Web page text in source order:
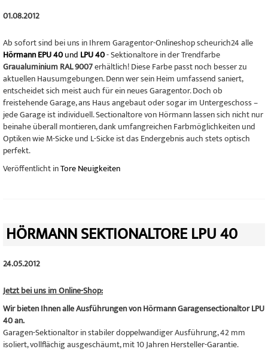
01.08.2012
Ab sofort sind bei uns in Ihrem Garagentor-Onlineshop scheurich24 alle
Hörmann EPU 40und LPU 40- Sektionaltore in der Trendfarbe
Graualuminium RAL 9007erhältlich! Diese Farbe passt noch besser zu
aktuellen Hausumgebungen. Denn wer sein Heim umfassend saniert,
entscheidet sich meist auch für ein neues Garagentor. Doch ob
freistehende Garage, ans Haus angebaut oder sogar im Untergeschoss –
jede Garage ist individuell. Sectionaltore von Hörmann lassen sich nicht nur
beinahe überall montieren, dank umfangreichen Farbmöglichkeiten und
Optiken wie M-Sicke und L-Sicke ist das Endergebnis auch stets optisch
perfekt.
Veröffentlicht inTore Neuigkeiten
HÖRMANN SEKTIONALTORE LPU 40
24.05.2012
Jetzt bei uns im Online-Shop:
Wir bieten Ihnen alle Ausführungen von Hörmann Garagensectionaltor LPU
40 an.
Garagen-Sektionaltor in stabiler doppelwandiger Ausführung, 42 mm
isoliert, vollflächig ausgeschäumt, mit 10 Jahren Hersteller-Garantie.